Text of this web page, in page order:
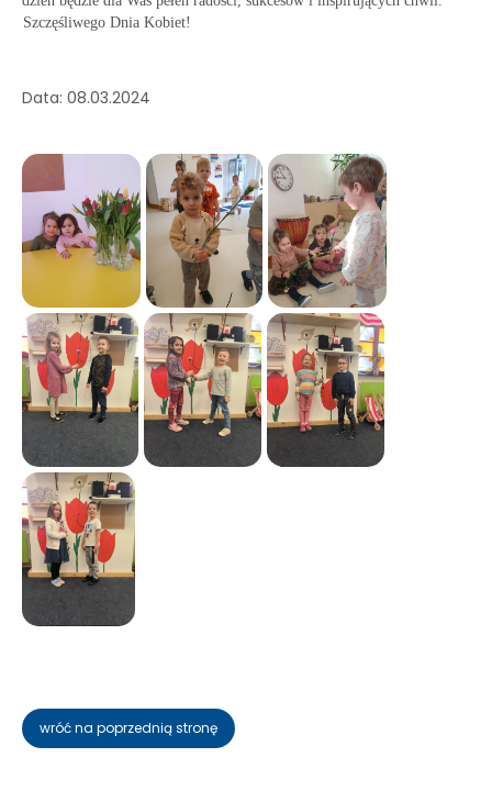
Szczęśliwego Dnia Kobiet!
Data: 08.03.2024
wróć na poprzednią stronę